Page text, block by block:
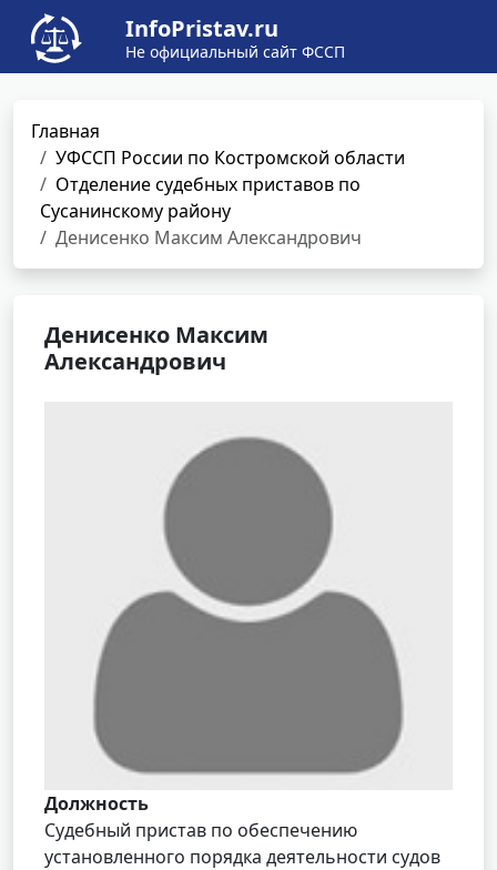
InfoPristav.ru
Не официальный сайт ФССП
Главная
УФССП России по Костромской области
Отделение судебных приставов по
Сусанинскому району
Денисенко Максим Александрович
Денисенко Максим
Александрович
Должность
Судебный пристав по обеспечению
установленного порядка деятельности судов